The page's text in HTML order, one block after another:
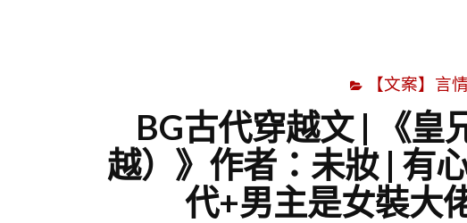
【文案】言
BG古代穿越文 | 《皇
越）》作者：未妝 | 有
代+男主是女裝大